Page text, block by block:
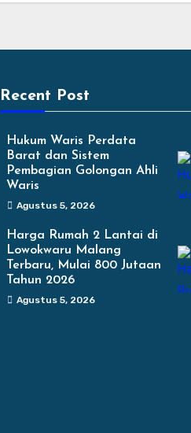
Recent Post
Hukum Waris Perdata
Barat dan Sistem
Pembagian Golongan Ahli
Waris
Agustus 5, 2026
Harga Rumah 2 Lantai di
Lowokwaru Malang
Terbaru, Mulai 800 Jutaan
Tahun 2026
Agustus 5, 2026